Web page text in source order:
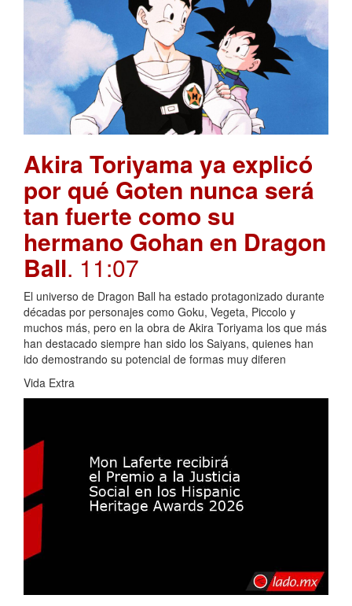
Akira Toriyama ya explicó
por qué Goten nunca será
tan fuerte como su
hermano Gohan en Dragon
Ball. 11:07
El universo de Dragon Ball ha estado protagonizado durante
décadas por personajes como Goku, Vegeta, Piccolo y
muchos más, pero en la obra de Akira Toriyama los que más
han destacado siempre han sido los Saiyans, quienes han
ido demostrando su potencial de formas muy diferen
Vida Extra